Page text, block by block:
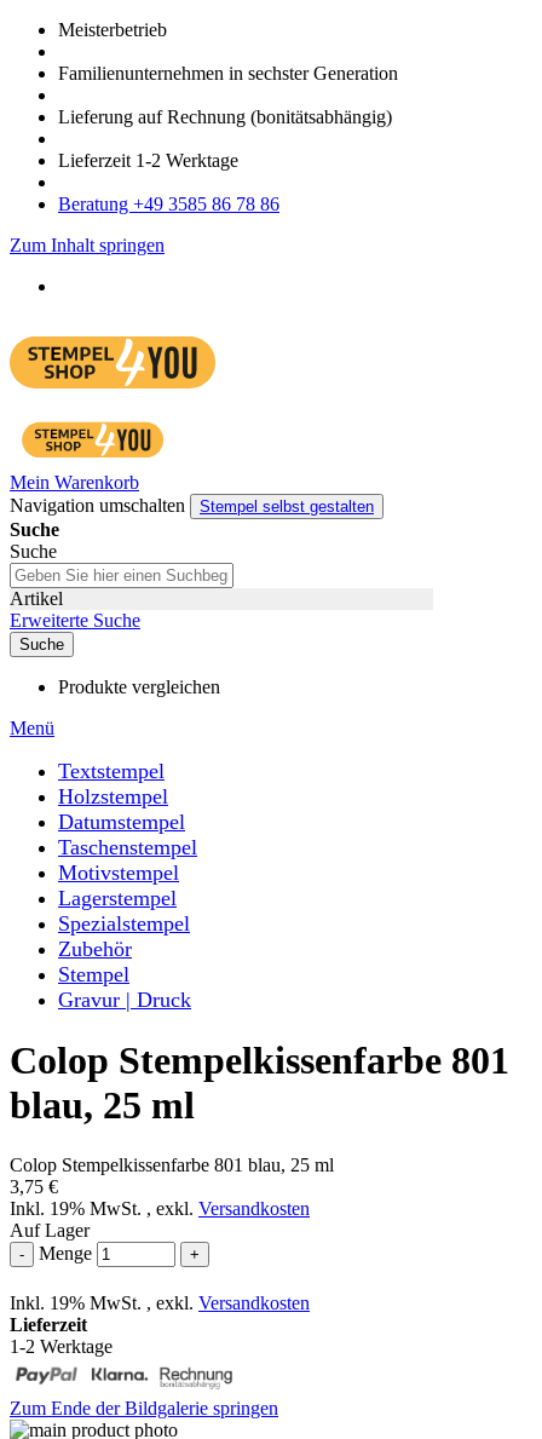
Meister­betrieb
Familien­unter­nehmen in sechster Gene­ration
Lieferung auf Rech­nung (bonitätsabhängig)
Liefer­zeit 1-2 Werk­tage
Bera­tung +49 3585 86 78 86
Zum Inhalt springen
Mein Warenkorb
Navigation umschalten
Stempel selbst gestalten
Suche
Suche
Artikel
Erweiterte Suche
Suche
Produkte vergleichen
Menü
Textstempel
Holzstempel
Datumstempel
Taschenstempel
Motivstempel
Lagerstempel
Spezialstempel
Zubehör
Stempel
Gravur | Druck
Colop Stempelkissenfarbe 801
blau, 25 ml
Colop Stempelkissenfarbe 801 blau, 25 ml
3,75 €
Inkl. 19% MwSt. , exkl. Versandkosten
Auf Lager
- Menge +
Inkl. 19% MwSt. , exkl. Versandkosten
Lieferzeit
1-2 Werktage
Zum Ende der Bildgalerie springen